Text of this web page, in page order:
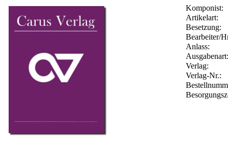
Komponist:
Artikelart:
Besetzung:
Bearbeiter/
Anlass:
Ausgabenart:
Verlag:
Verlag-Nr.: